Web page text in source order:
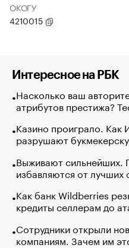
ОКОГУ
4210015
Интересное на РБК
Насколько ваш
атрибутов престижа?
Казино проиграло. Как
разрушают
Выживают сильнейших.
избавляются от лучших
Как банк Wildberries
кредиты селлерам до
Сотрудники открыли
компаниям. Зачем им